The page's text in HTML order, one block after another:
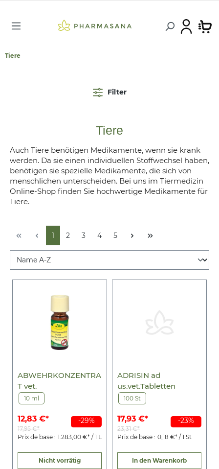
Tiere
Filter
Tiere
Auch Tiere benötigen Medikamente, wenn sie krank
werden. Da sie einen individuellen Stoffwechsel haben,
benötigen sie spezielle Medikamente, die sich von
menschlichen unterscheiden. Bei uns im Tiermedizin
Online-Shop finden Sie hochwertige Medikamente für
Tiere.
1 2 3 4 5
-29%
ABWEHRKONZENTRA
T vet.
10 ml
12,83 €*
17,95 €*
Prix de base : 1.283,00 €* / 1 L
Nicht vorrätig
-23%
ADRISIN ad
us.vet.Tabletten
100 St
17,93 €*
23,31 €*
Prix de base : 0,18 €* / 1 St
In den Warenkorb